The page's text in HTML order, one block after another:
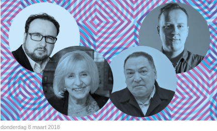
donderdag 8 maart 2018